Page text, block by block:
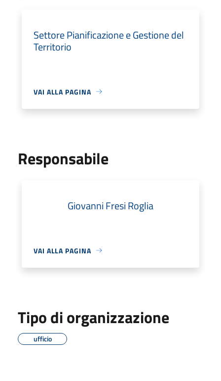
Settore Pianificazione e Gestione del
Territorio
VAI ALLA PAGINA
Responsabile
Giovanni Fresi Roglia
VAI ALLA PAGINA
Tipo di organizzazione
ufficio